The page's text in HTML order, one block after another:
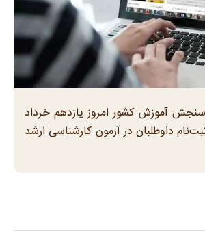
آموزش کشور امروز یازدهم خرداد
داوطلبان در آزمون کارشناسی ارشد